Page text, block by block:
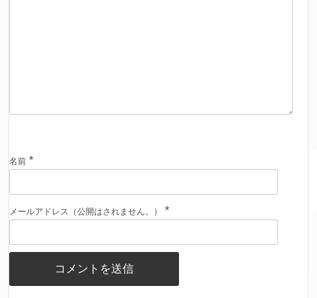
名前 *
メールアドレス（公開はされません。） *